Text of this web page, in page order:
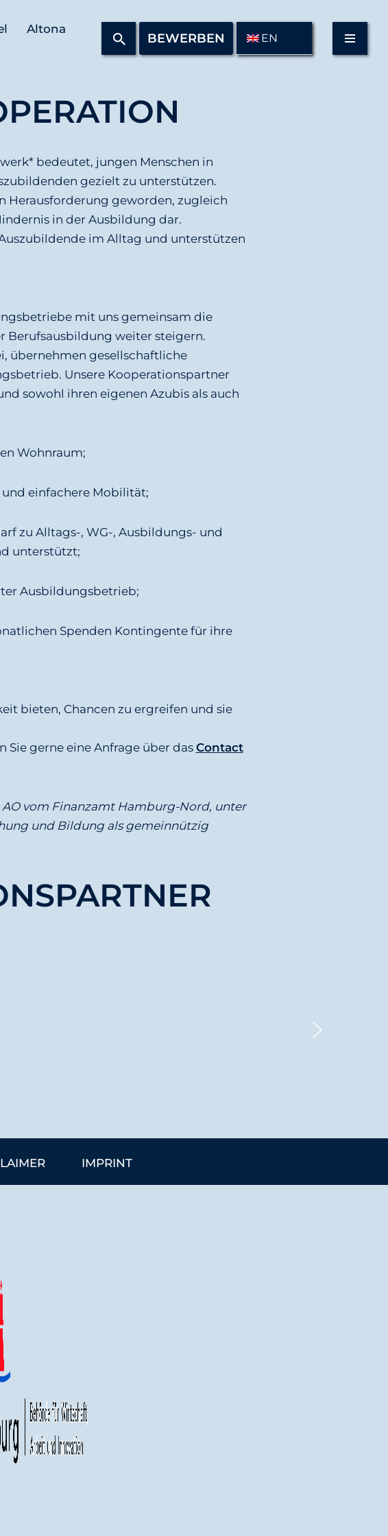
Altona
BEWERBEN EN
bedeutet, jungen Menschen in
gezielt zu unterstützen.
Herausforderung geworden, zugleich
in der Ausbildung dar.
im Alltag und unterstützen
mit uns gemeinsam die
Berufsausbildung weiter steigern.
übernehmen gesellschaftliche
Unsere Kooperationspartner
sowohl ihren eigenen Azubis als auch
Wohnraum;
einfachere Mobilität;
zu Alltags-, WG-, Ausbildungs- und
unterstützt;
Ausbildungsbetrieb;
Spenden Kontingente für ihre
bieten, Chancen zu ergreifen und sie
Sie gerne eine Anfrage über das Contact
AO vom Finanzamt Hamburg-Nord, unter
und Bildung als gemeinnützig
IMPRINT